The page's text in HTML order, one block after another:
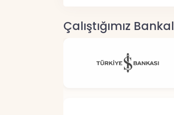
Çalıştığımız